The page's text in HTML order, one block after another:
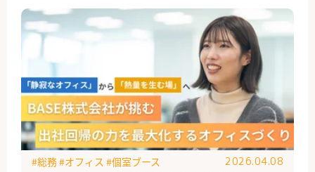
#総務#オフィス #個室ブース 2026.04.08